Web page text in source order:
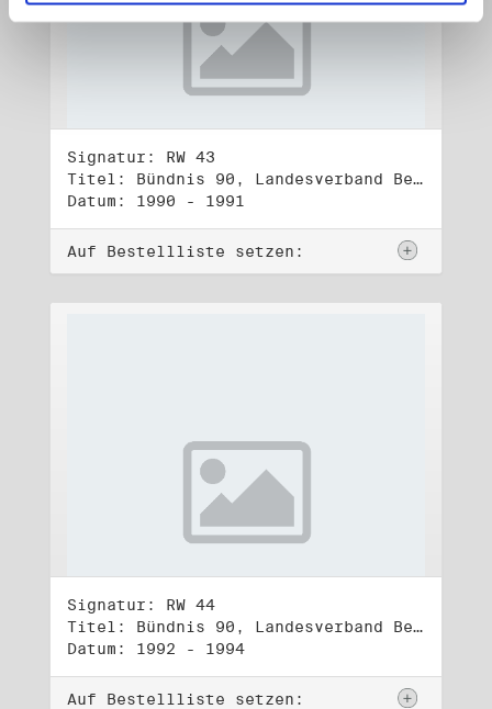
Signatur: RW 43
Titel: Bündnis 90, Landesverband Berlin (1)
Datum: 1990 - 1991
Auf Bestellliste setzen:
Signatur: RW 44
Titel: Bündnis 90, Landesverband Berlin (2)
Datum: 1992 - 1994
Auf Bestellliste setzen: